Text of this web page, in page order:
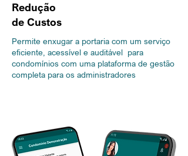
Redução
de Custos
Permite enxugar a portaria com um serviço
eficiente, acessível e auditável para
condomínios com uma plataforma de gestão
completa para os administradores